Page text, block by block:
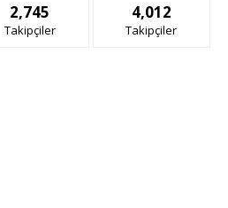
2,745
Takipçiler
4,012
Takipçiler